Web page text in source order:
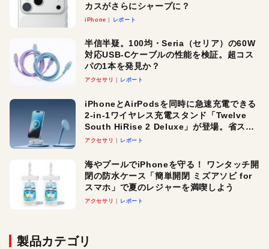
カスがさらにシャープに？
iPhone レポート
半信半疑。100均・Seria（セリア）の60W
対応USB-Cケーブルの性能を検証。超コス
パの1本を発見か？
アクセサリ レポート
iPhoneとAirPodsを同時に急速充電できる
2-in-1ワイヤレス充電スタンド「Twelve
South HiRise 2 Deluxe」が登場。省スペ
ースでおしゃれに充電したい人にオスス
アクセサリ レポート
海やプールでiPhoneを守る！ ワンタッチ開
閉の防水ケース「簡単開閉 ミズアソビ for
スマホ」で夏のレジャーを満喫しよう
アクセサリ レポート
製品カテゴリ